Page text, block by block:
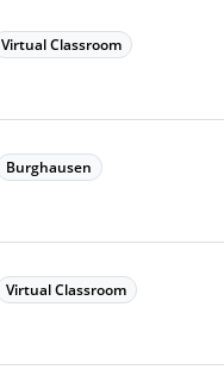
Virtual Classroom
Burghausen
Virtual Classroom